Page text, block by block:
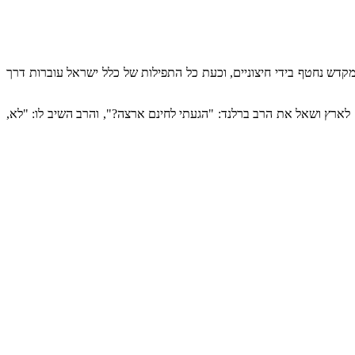
נחטף בידי חיצוניים, וכעת כל התפילות של כלל ישראל עוברות דרך
ושאל את הרב ברלנד: "הגעתי לחינם ארצה?", והרב השיב לו: "לא,